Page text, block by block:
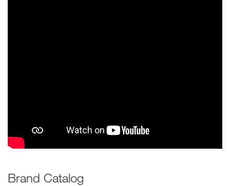
Brand Catalog